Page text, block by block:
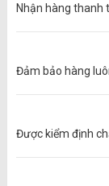
Nhận hàng thanh
Đảm bảo hàng
Được kiểm định